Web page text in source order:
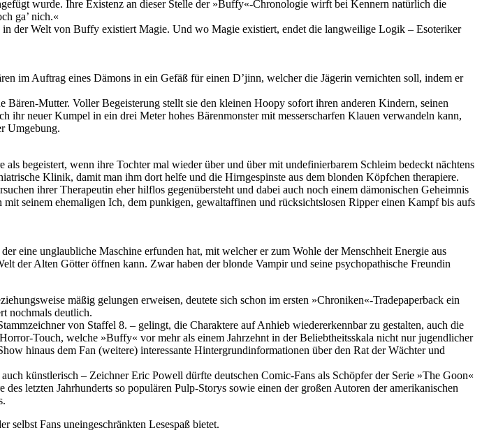
wurde. Ihre Existenz an dieser Stelle der »Buffy«-Chronologie wirft bei Kennern natürlich die
ga’ nich.«
der Welt von Buffy existiert Magie. Und wo Magie existiert, endet die langweilige Logik – Esoteriker
im Auftrag eines Dämons in ein Gefäß für einen D’jinn, welcher die Jägerin vernichten soll, indem er
Mutter. Voller Begeisterung stellt sie den kleinen Hoopy sofort ihren anderen Kindern, seinen
neuer Kumpel in ein drei Meter hohes Bärenmonster mit messerscharfen Klauen verwandeln kann,
Umgebung.
begeistert, wenn ihre Tochter mal wieder über und über mit undefinierbarem Schleim bedeckt nächtens
Klinik, damit man ihm dort helfe und die Hirngespinste aus dem blonden Köpfchen therapiere.
ihrer Therapeutin eher hilflos gegenübersteht und dabei auch noch einem dämonischen Geheimnis
seinem ehemaligen Ich, dem punkigen, gewaltaffinen und rücksichtslosen Ripper einen Kampf bis aufs
eine unglaubliche Maschine erfunden hat, mit welcher er zum Wohle der Menschheit Energie aus
der Alten Götter öffnen kann. Zwar haben der blonde Vampir und seine psychopathische Freundin
mäßig gelungen erweisen, deutete sich schon im ersten »Chroniken«-Tradepaperback ein
nochmals deutlich.
von Staffel 8. – gelingt, die Charaktere auf Anhieb wiedererkennbar zu gestalten, auch die
Touch, welche »Buffy« vor mehr als einem Jahrzehnt in der Beliebtheitsskala nicht nur jugendlicher
hinaus dem Fan (weitere) interessante Hintergrundinformationen über den Rat der Wächter und
künstlerisch – Zeichner Eric Powell dürfte deutschen Comic-Fans als Schöpfer der Serie »The Goon«
letzten Jahrhunderts so populären Pulp-Storys sowie einen der großen Autoren der amerikanischen
Fans uneingeschränkten Lesespaß bietet.